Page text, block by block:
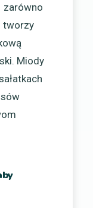
zarówno
tworzy
Miody